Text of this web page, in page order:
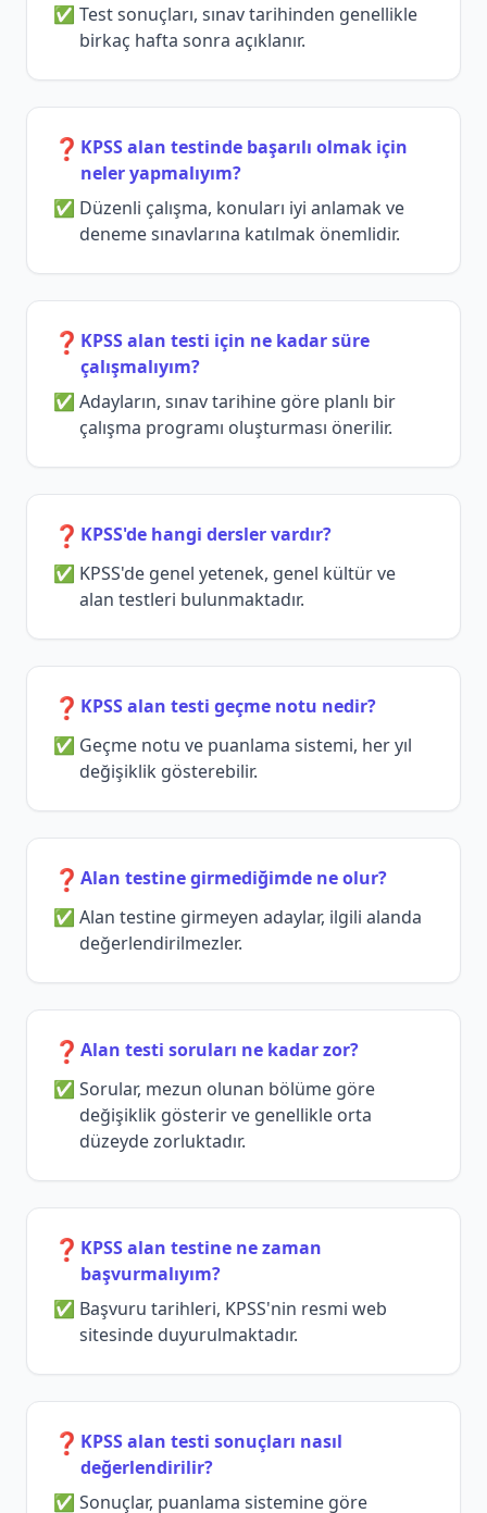
Test sonuçları, sınav tarihinden genellikle
birkaç hafta sonra açıklanır.
❓ KPSS alan testinde başarılı olmak için
neler yapmalıyım?
Düzenli çalışma, konuları iyi anlamak ve
deneme sınavlarına katılmak önemlidir.
❓ KPSS alan testi için ne kadar süre
çalışmalıyım?
Adayların, sınav tarihine göre planlı bir
çalışma programı oluşturması önerilir.
❓ KPSS'de hangi dersler vardır?
KPSS'de genel yetenek, genel kültür ve
alan testleri bulunmaktadır.
❓ KPSS alan testi geçme notu nedir?
Geçme notu ve puanlama sistemi, her yıl
değişiklik gösterebilir.
❓ Alan testine girmediğimde ne olur?
Alan testine girmeyen adaylar, ilgili alanda
değerlendirilmezler.
❓ Alan testi soruları ne kadar zor?
Sorular, mezun olunan bölüme göre
değişiklik gösterir ve genellikle orta
düzeyde zorluktadır.
❓ KPSS alan testine ne zaman
başvurmalıyım?
Başvuru tarihleri, KPSS'nin resmi web
sitesinde duyurulmaktadır.
❓ KPSS alan testi sonuçları nasıl
değerlendirilir?
Sonuçlar, puanlama sistemine göre